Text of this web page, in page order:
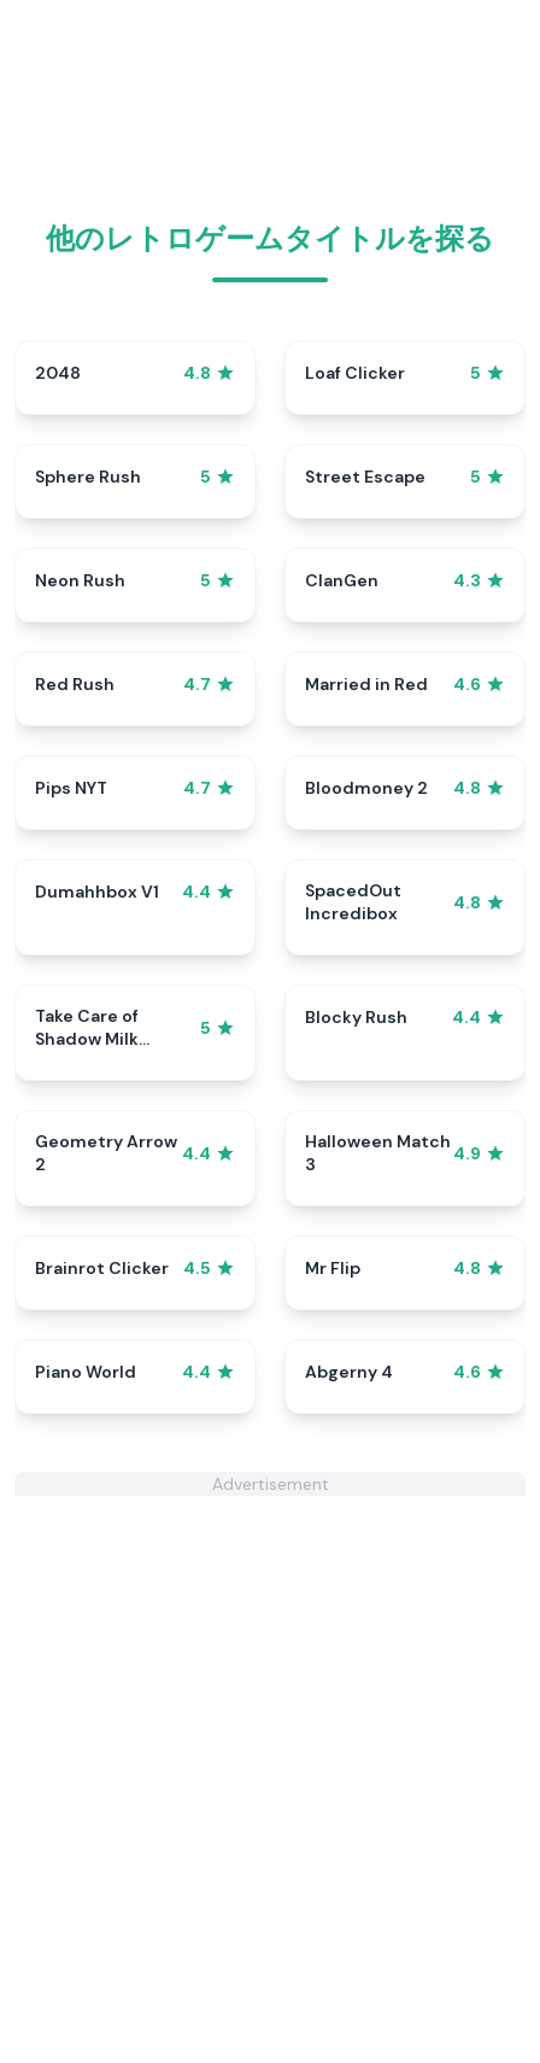
他のレトロゲームタイトルを探る
2048 4.8 Loaf Clicker 5
Sphere Rush 5 Street Escape 5
Neon Rush 5 ClanGen 4.3
Red Rush 4.7 Married in Red 4.6
Pips NYT 4.7 Bloodmoney 2 4.8
Dumahhbox V1 4.4
SpacedOut
Incredibox
4.8
Take Care of
Shadow Milk
5
Blocky Rush 4.4
Geometry Arrow
2
4.4
Halloween Match
3
4.9
Brainrot Clicker 4.5 Mr Flip 4.8
Piano World 4.4 Abgerny 4 4.6
Advertisement